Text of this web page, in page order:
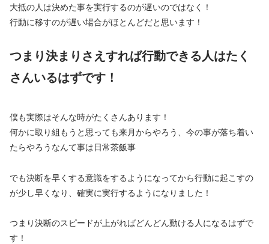
大抵の人は決めた事を実行するのが遅いのではなく！
行動に移すのが遅い場合がほとんどだと思います！
つまり決まりさえすれば行動できる人はたく
さんいるはずです！
僕も実際はそんな時がたくさんあります！
何かに取り組もうと思っても来月からやろう、今の事が落ち着い
たらやろうなんて事は日常茶飯事
でも決断を早くする意識をするようになってから行動に起こすの
が少し早くなり、確実に実行するようになりました！
つまり決断のスピードが上がればどんどん動ける人になるはずで
す！